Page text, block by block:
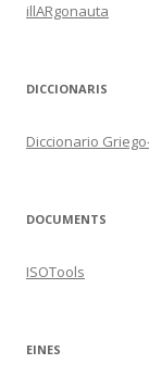
illARgonauta
DICCIONARIS
Diccionario
DOCUMENTS
ISOTools
EINES